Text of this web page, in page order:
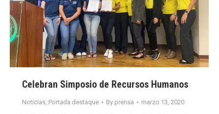
Celebran Simposio de Recursos Humanos
Noticias, Portada destaque By prensa marzo 13, 2020